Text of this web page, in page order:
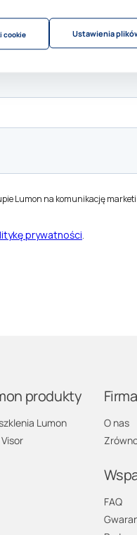
cookie Ustawienia
produkty
Lumon
Firma
O nas
FAQ